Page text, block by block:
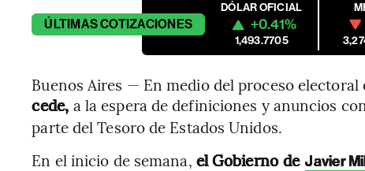
ÚLTIMASCOTIZACIONES
DÓLAR OFICIAL
+0.41%
1,493.7705
Buenos Aires — En medio del proceso electoral
cede, a la espera de definiciones y anuncios
parte del Tesoro de Estados Unidos.
En el inicio de semana, el Gobierno de Javier